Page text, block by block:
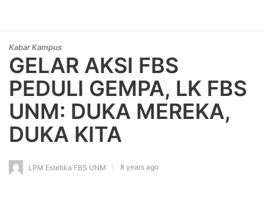
Kabar Kampus
GELAR AKSI FBS
PEDULI GEMPA, LK FBS
UNM: DUKA MEREKA,
DUKA KITA
LPM Estetika FBS UNM 8 years ago